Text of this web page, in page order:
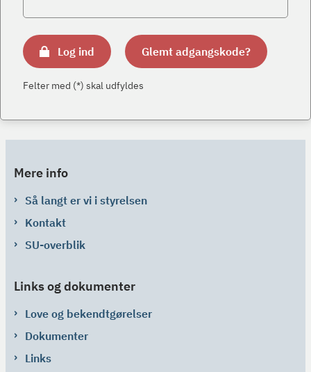
Log ind Glemt adgangskode?
Felter med (*) skal udfyldes
Mere info
Så langt er vi i styrelsen
Kontakt
SU-overblik
Links og dokumenter
Love og bekendtgørelser
Dokumenter
Links